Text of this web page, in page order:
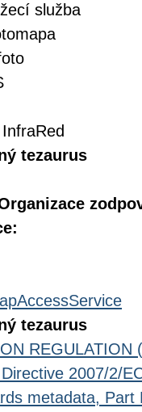
služba
tezaurus
tezaurus
REGULATION
2007/2/
metadata,